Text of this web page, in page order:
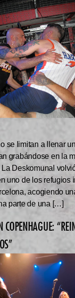
se limitan a llenar
grabándose en la
Deskomunal
uno de los refugios
acogiendo
parte de una […]
COPENHAGUE: